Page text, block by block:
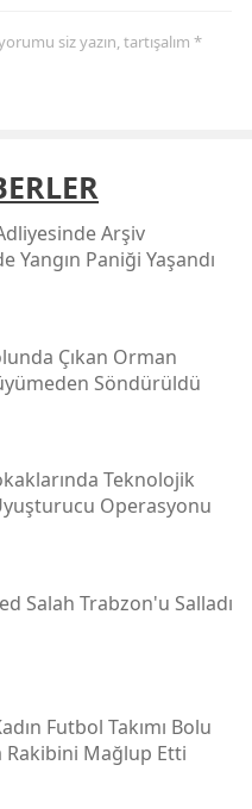
siz yazın, tartışalım *
Arşiv
Yangın Paniği Yaşandı
Çıkan Orman
Söndürüldü
Teknolojik
Operasyonu
Salah Trabzon'u Salladı
Futbol Takımı Bolu
Rakibini Mağlup Etti